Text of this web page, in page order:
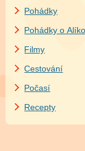
Pohádky
Pohádky o
Filmy
Cestování
Počasí
Recepty